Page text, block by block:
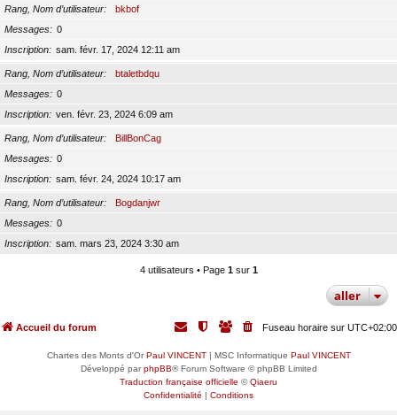
Rang, Nom d’utilisateur
bkbof
Messages
0
Inscription
sam. févr. 17, 2024 12:11 am
Rang, Nom d’utilisateur
btaletbdqu
Messages
0
Inscription
ven. févr. 23, 2024 6:09 am
Rang, Nom d’utilisateur
BillBonCag
Messages
0
Inscription
sam. févr. 24, 2024 10:17 am
Rang, Nom d’utilisateur
Bogdanjwr
Messages
0
Inscription
sam. mars 23, 2024 3:30 am
4 utilisateurs • Page 1sur 1
aller
Accueil du forum Fuseau horaire sur UTC+02:00
Chartes des Monts d'OrPaul VINCENT| MSC Informatique Paul VINCENT
Développé parphpBB® Forum Software © phpBB Limited
Traduction française officielle ©Qiaeru
Confidentialité | Conditions